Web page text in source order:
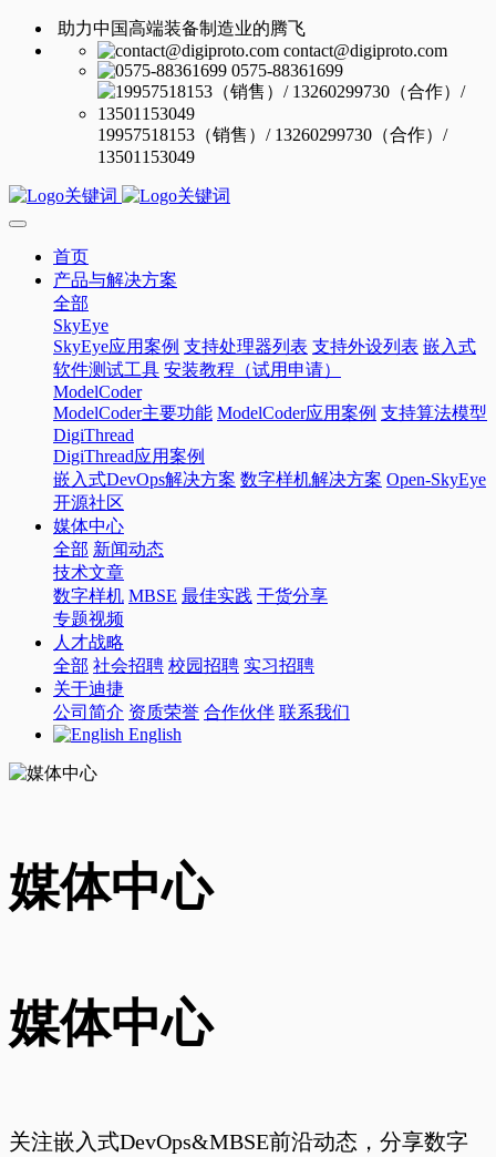
助力中国高端装备制造业的腾飞
contact@digiproto.com
0575-88361699
19957518153（销售）/ 13260299730（合作）/
13501153049
首页
产品与解决方案
全部
SkyEye
SkyEye应用案例 支持处理器列表 支持外设列表 嵌入式
软件测试工具 安装教程（试用申请）
ModelCoder
ModelCoder主要功能 ModelCoder应用案例 支持算法模型
DigiThread
DigiThread应用案例
嵌入式DevOps解决方案 数字样机解决方案 Open-SkyEye
开源社区
媒体中心
全部 新闻动态
技术文章
数字样机 MBSE 最佳实践 干货分享
专题视频
人才战略
全部 社会招聘 校园招聘 实习招聘
关于迪捷
公司简介 资质荣誉 合作伙伴 联系我们
English
媒体中心
媒体中心
关注嵌入式DevOps&MBSE前沿动态，分享数字